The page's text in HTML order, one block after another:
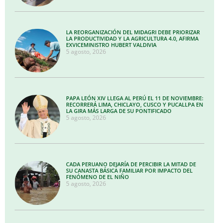
LA REORGANIZACIÓN DEL MIDAGRI DEBE PRIORIZAR
LA PRODUCTIVIDAD Y LA AGRICULTURA 4.0, AFIRMA
EXVICEMINISTRO HUBERT VALDIVIA
5 agosto, 2026
PAPA LEÓN XIV LLEGA AL PERÚ EL 11 DE NOVIEMBRE:
RECORRERÁ LIMA, CHICLAYO, CUSCO Y PUCALLPA EN
LA GIRA MÁS LARGA DE SU PONTIFICADO
5 agosto, 2026
CADA PERUANO DEJARÍA DE PERCIBIR LA MITAD DE
SU CANASTA BÁSICA FAMILIAR POR IMPACTO DEL
FENÓMENO DE EL NIÑO
5 agosto, 2026